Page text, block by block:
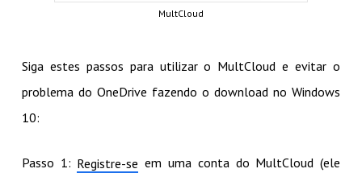
MultCloud
Siga estes passos para utilizar o MultCloud e evitar o
problema do OneDrive fazendo o download no Windows
10:
Passo 1: Registre-se em uma conta do MultCloud (ele